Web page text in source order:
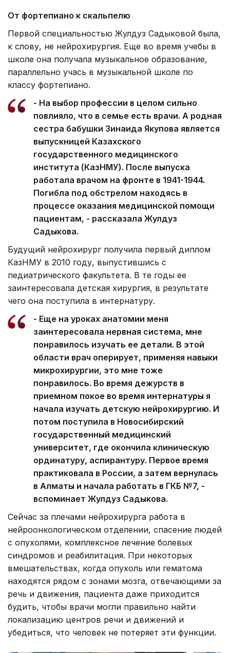
От фортепиано к скальпелю
Первой специальностью Жулдуз Садыковой была,
к слову, не нейрохирургия. Еще во время учебы в
школе она получала музыкальное образование,
параллельно учась в музыкальной школе по
классу фортепиано.
- На выбор профессии в целом сильно
повлияло, что в семье есть врачи. А родная
сестра бабушки Зинаида Якупова является
выпускницей Казахского
государственного медицинского
института (КазНМУ). После выпуска
работала врачом на фронте в 1941-1944.
Погибла под обстрелом находясь в
процессе оказания медицинской помощи
пациентам, - рассказала Жулдуз
Садыкова.
Будущий нейрохирург получила первый диплом
КазНМУ в 2010 году, выпустившись с
педиатрического факультета. В те годы ее
заинтересовала детская хирургия, в результате
чего она поступила в интернатуру.
- Еще на уроках анатомии меня
заинтересовала нервная система, мне
понравилось изучать ее детали. В этой
области врач оперирует, применяя навыки
микрохирургии, это мне тоже
понравилось. Во время дежурств в
приемном покое во время интернатуры я
начала изучать детскую нейрохирургию. И
потом поступила в Новосибирский
государственный медицинский
университет, где окончила клиническую
ординатуру, аспирантуру. Первое время
практиковала в России, а затем вернулась
в Алматы и начала работать в ГКБ №7, -
вспоминает Жулдуз Садыкова.
Сейчас за плечами нейрохирурга работа в
нейроонкологическом отделении, спасение людей
с опухолями, комплексное лечение болевых
синдромов и реабилитация. При некоторых
вмешательствах, когда опухоль или гематома
находятся рядом с зонами мозга, отвечающими за
речь и движения, пациента даже приходится
будить, чтобы врачи могли правильно найти
локализацию центров речи и движений и
убедиться, что человек не потеряет эти функции.